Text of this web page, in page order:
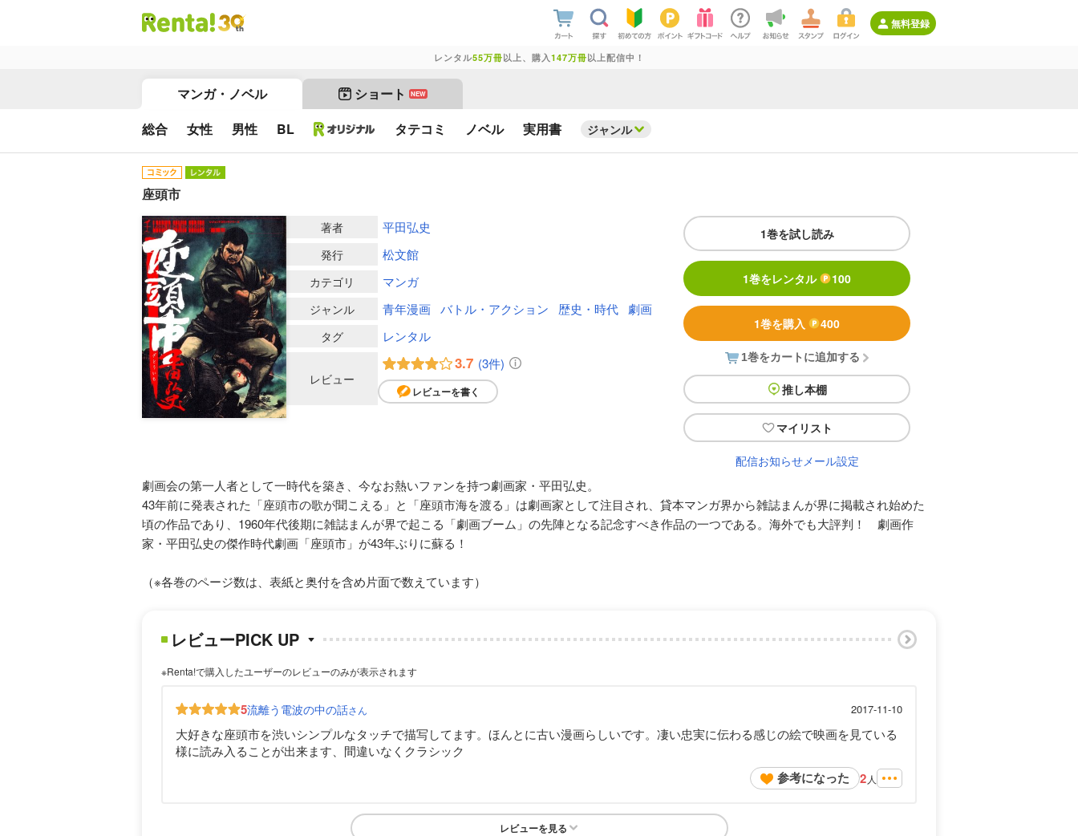
無料登録
レンタル55万冊以上、購入 147万冊以上配信中！
マンガ・ノベル ショート NEW
総合 女性 男性 BL タテコミ ノベル 実用書 ジャンル
座頭市
1巻を試し読み
1巻をレンタル 100
1巻を購入 400
1巻をカートに追加する
推し本棚
マイリスト
配信お知らせメール設定
著者 平田弘史
発行 松文館
カテゴリ マンガ
ジャンル 青年漫画 バトル・アクション 歴史・時代 劇画
タグ レンタル
レビュー
3.7 (3件)
レビューを書く
劇画会の第一人者として一時代を築き、今なお熱いファンを持つ劇画家・平田弘史。
43年前に発表された「座頭市の歌が聞こえる」と「座頭市海を渡る」は劇画家として注目され、貸本マンガ界から雑誌まんが界に掲載され始めた
頃の作品であり、1960年代後期に雑誌まんが界で起こる「劇画ブーム」の先陣となる記念すべき作品の一つである。海外でも大評判！ 劇画作
家・平田弘史の傑作時代劇画「座頭市」が43年ぶりに蘇る！
（※各巻のページ数は、表紙と奥付を含め片面で数えています）
レビューPICK UP
※Renta!で購入したユーザーのレビューのみが表示されます
5流離う電波の中の話さん 2017-11-10
大好きな座頭市を渋いシンプルなタッチで描写してます。ほんとに古い漫画らしいです。凄い忠実に伝わる感じの絵で映画を見ている
様に読み入ることが出来ます、間違いなくクラシック
参考になった 2 人
レビューを見る